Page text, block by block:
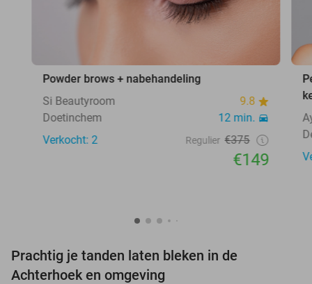
Powder brows + nabehandeling
Si Beautyroom
9.8
Doetinchem
12 min.
Verkocht: 2
Regulier €375
€149
Prachtig je tanden laten bleken in de
Achterhoek en omgeving